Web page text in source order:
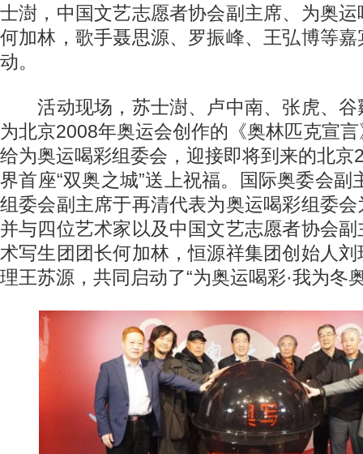
士澍，中国文艺志愿者协会副主席、为奥
何加林，歌手聂思源、罗振峰、王弘博等
动。
活动现场，苏士澍、卢中南、张虎、谷
为北京2008年奥运会创作的《奥林匹克宣
给为奥运喝彩组委会，迎接即将到来的北京
界首座“双奥之城”送上祝福。国际奥委会副
组委会副主席于再清代表为奥运喝彩组委
并与四位艺术家以及中国文艺志愿者协会
术写生团团长何加林，恒源祥集团创始人
理王苏源，共同启动了“为奥运喝彩·我为冬